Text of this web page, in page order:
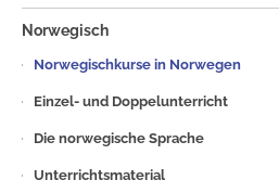
Einzel- und Doppelunterricht
Norwegisch
Norwegischkurse in Norwegen
Einzel- und Doppelunterricht
Die norwegische Sprache
Unterrichtsmaterial